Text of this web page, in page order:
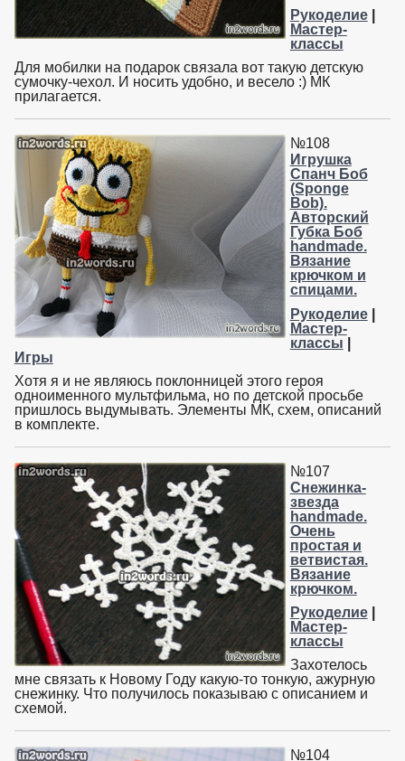
Рукоделие|
Мастер-
классы
Для мобилки на подарок связала вот такую детскую
сумочку-чехол. И носить удобно, и весело :) МК
прилагается.
№108
Игрушка
Спанч Боб
(Sponge
Bob).
Авторский
Губка Боб
handmade.
Вязание
крючком и
спицами.
Рукоделие|
Мастер-
классы
Игры
Хотя я и не являюсь поклонницей этого героя
одноименного мультфильма, но по детской просьбе
пришлось выдумывать. Элементы МК, схем, описаний
в комплекте.
№107
Снежинка-
звезда
handmade.
Очень
простая и
ветвистая.
Вязание
крючком.
Рукоделие|
Мастер-
классы
Захотелось
мне связать к Новому Году какую-то тонкую, ажурную
снежинку. Что получилось показываю с описанием и
схемой.
№104